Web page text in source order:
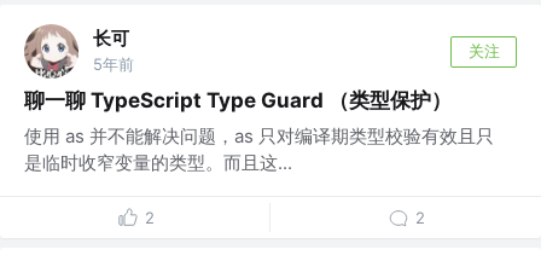
长可
5年前
关注
聊一聊 TypeScript Type Guard （类型保护）
使用 as 并不能解决问题，as 只对编译期类型校验有效且只
是临时收窄变量的类型。而且这...
2 2